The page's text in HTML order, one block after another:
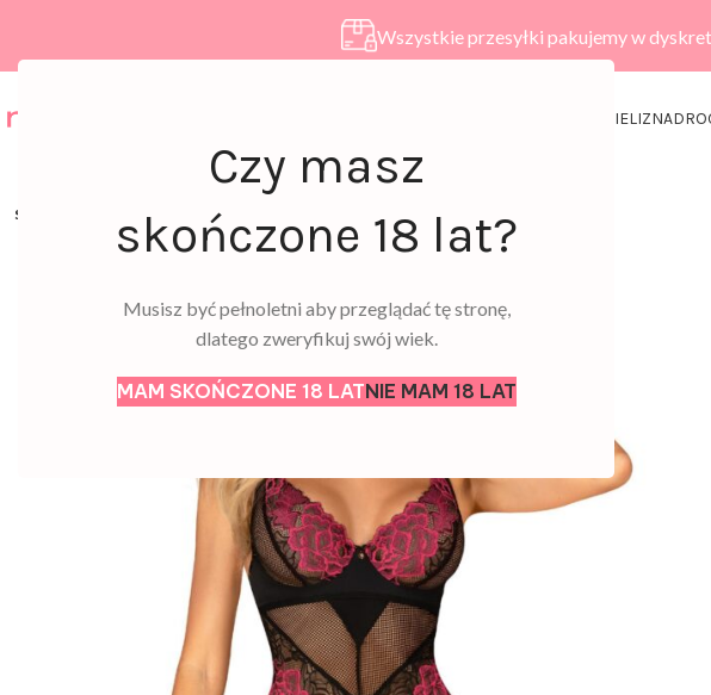
Czy masz
skończone 18 lat?
Musisz być pełnoletni aby przeglądać tę stronę,
dlatego zweryfikuj swój wiek.
MAM SKOŃCZONE 18 LATNIE MAM 18 LAT
Wszystkie przesyłki pakujemy w
BIELIZNA
SOLD